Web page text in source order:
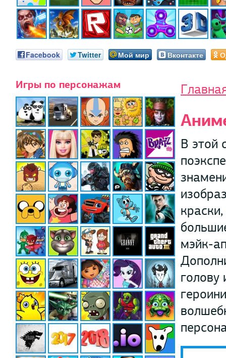
Facebook Twitter Мой мир Вконтакте
Игры по персонажам
В этой
мэйк-
голову